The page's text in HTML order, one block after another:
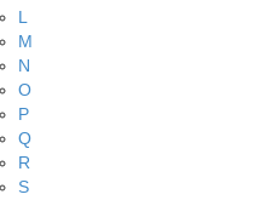
L
M
N
O
P
Q
R
S